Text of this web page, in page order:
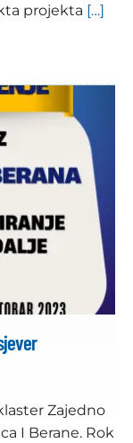
projekta […]
Zajedno
I Berane. Rok